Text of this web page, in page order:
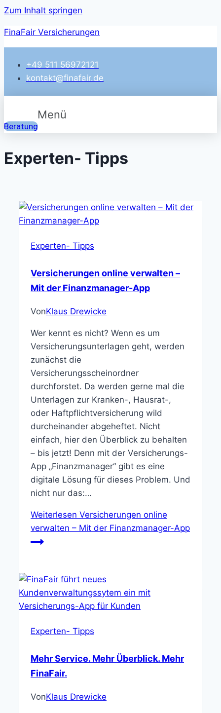
Zum Inhalt springen
FinaFair Versicherungen
+49 511 56972121
kontakt@finafair.de
Menü
Beratung
Experten- Tipps
Experten- Tipps
Versicherungen online verwalten –
Mit der Finanzmanager-App
VonKlaus Drewicke
Wer kennt es nicht? Wenn es um
Versicherungsunterlagen geht, werden
zunächst die
Versicherungsscheinordner
durchforstet. Da werden gerne mal die
Unterlagen zur Kranken-, Hausrat-,
oder Haftpflichtversicherung wild
durcheinander abgeheftet. Nicht
einfach, hier den Überblick zu behalten
– bis jetzt! Denn mit der Versicherungs-
App „Finanzmanager“ gibt es eine
digitale Lösung für dieses Problem. Und
nicht nur das:…
Weiterlesen Versicherungen online
verwalten – Mit der Finanzmanager-App
Experten- Tipps
Mehr Service. Mehr Überblick. Mehr
FinaFair.
VonKlaus Drewicke